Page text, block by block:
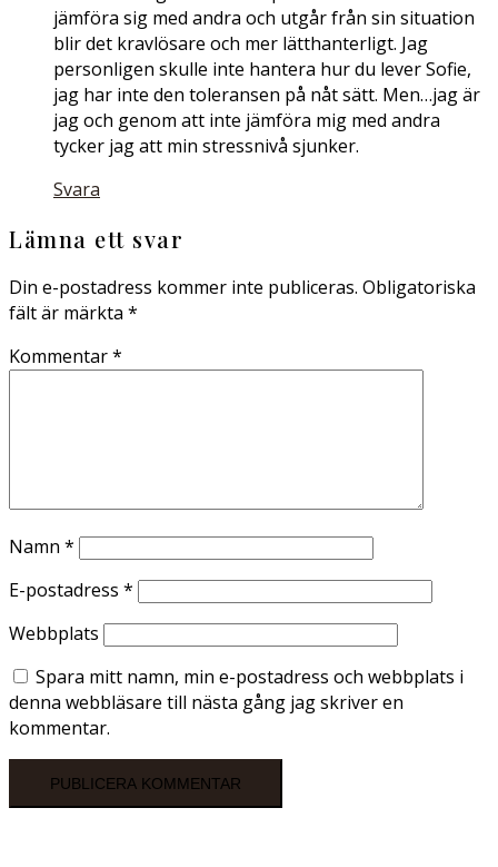
jämföra sig med andra och utgår från sin situation
blir det kravlösare och mer lätthanterligt. Jag
personligen skulle inte hantera hur du lever Sofie,
jag har inte den toleransen på nåt sätt. Men…jag är
jag och genom att inte jämföra mig med andra
tycker jag att min stressnivå sjunker.
Svara
Lämna ett svar
Din e-postadress kommer inte publiceras. Obligatoriska
fält är märkta *
Kommentar*
Namn *
E-postadress *
Webbplats
Spara mitt namn, min e-postadress och webbplats i
denna webbläsare till nästa gång jag skriver en
kommentar.